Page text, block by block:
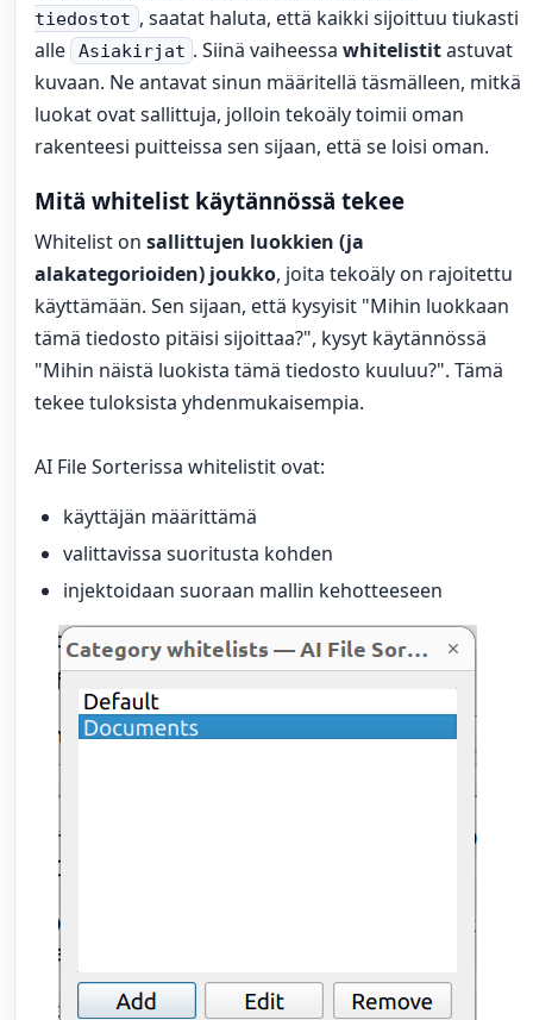
tiedostot , saatat haluta, että kaikki sijoittuu tiukasti
alle
Asiakirjat . Siinä vaiheessawhitelistitastuvat
kuvaan. Ne antavat sinun määritellä täsmälleen, mitkä
luokat ovat sallittuja, jolloin tekoäly toimii oman
rakenteesi puitteissa sen sijaan, että se loisi oman.
Mitä whitelist käytännössä tekee
Whitelist on sallittujen luokkien (ja
alakategorioiden) joukko, joita tekoäly on rajoitettu
käyttämään. Sen sijaan, että kysyisit "Mihin luokkaan
tämä tiedosto pitäisi sijoittaa?", kysyt käytännössä
"Mihin näistä luokista tämä tiedosto kuuluu?". Tämä
tekee tuloksista yhdenmukaisempia.
AI File Sorterissa whitelistit ovat:
käyttäjän määrittämä
valittavissa suoritusta kohden
injektoidaan suoraan mallin kehotteeseen